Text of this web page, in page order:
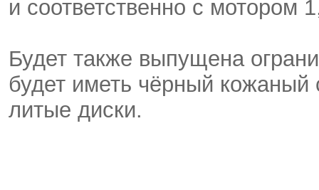
и соответственно с мотором
Будет также выпущена
будет иметь чёрный
литые диски.